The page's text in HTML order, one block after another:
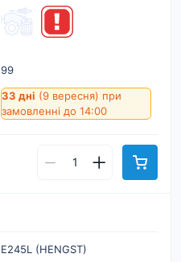
99
33 дні (9 вересня) при
замовленні до 14:00
E245L (HENGST)